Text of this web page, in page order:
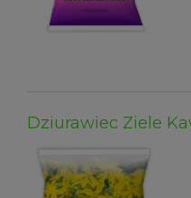
Dziurawiec Ziele